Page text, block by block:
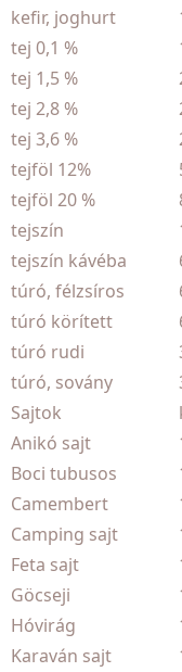
kefir, joghurt
tej 0,1 %
tej 1,5 %
tej 2,8 %
tej 3,6 %
tejföl 12%
tejföl 20 %
tejszín
tejszín kávéba
túró, félzsíros
túró körített
túró rudi
túró, sovány
Sajtok
Anikó sajt
Boci tubusos
Camembert
Camping sajt
Feta sajt
Göcseji
Hóvirág
Karaván sajt